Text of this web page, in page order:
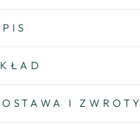
I ZWROTY